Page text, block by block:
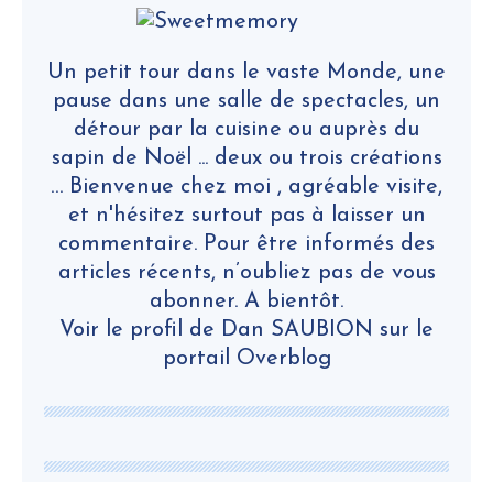
Un petit tour dans le vaste Monde, une
pause dans une salle de spectacles, un
détour par la cuisine ou auprès du
sapin de Noël ... deux ou trois créations
… Bienvenue chez moi , agréable visite,
et n'hésitez surtout pas à laisser un
commentaire. Pour être informés des
articles récents, n’oubliez pas de vous
abonner. A bientôt.
Voir le profil de Dan SAUBION sur le
portail Overblog